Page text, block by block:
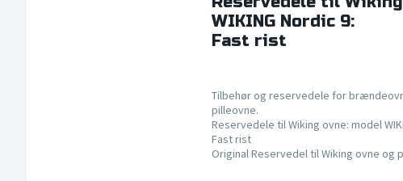
WIKING Nordic 9:
Fast rist
Tilbehør og reservedele for
pilleovne.
Reservedele til Wiking ovne: model
Fast rist
Original Reservedel til Wiking ovne og